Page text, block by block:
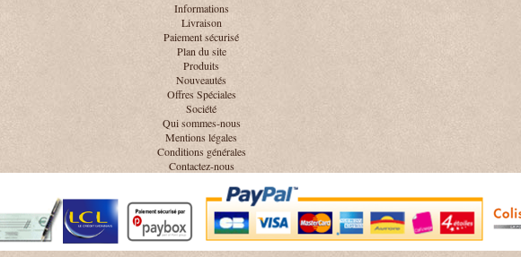
Informations
Livraison
Paiement sécurisé
Plan du site
Produits
Nouveautés
Offres Spéciales
Société
Qui sommes-nous
Mentions légales
Conditions générales
Contactez-nous